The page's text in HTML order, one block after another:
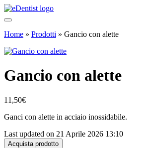
Home » Prodotti » Gancio con alette
Gancio con alette
11,50€
Ganci con alette in acciaio inossidabile.
Last updated on 21 Aprile 2026 13:10
Acquista prodotto